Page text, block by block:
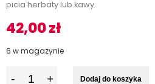
picia herbaty lub kawy.
42,00zł
6 w magazynie
Dodaj do koszyka